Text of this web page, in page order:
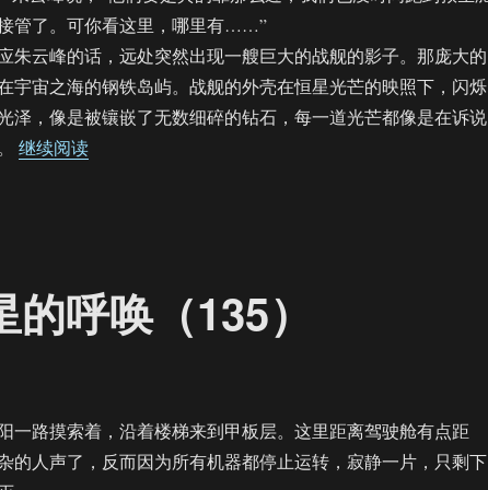
管了。可你看这里，哪里有……”
峰的话，远处突然出现一艘巨大的战舰的影子。那庞大的
宇宙之海的钢铁岛屿。战舰的外壳在恒星光芒的映照下，闪烁
泽，像是被镶嵌了无数细碎的钻石，每一道光芒都像是在诉说
继续阅读“【饼四/AU】来自星星的呼唤（136）”
呼唤（135）
摸索着，沿着楼梯来到甲板层。这里距离驾驶舱有点距
的人声了，反而因为所有机器都停止运转，寂静一片，只剩下